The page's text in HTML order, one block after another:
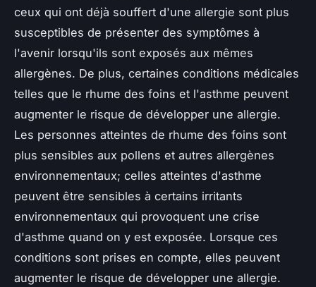
ceux qui ont déjà souffert d'une allergie sont plus
susceptibles de présenter des symptômes à
l'avenir lorsqu'ils sont exposés aux mêmes
allergènes. De plus, certaines conditions médicales
telles que le rhume des foins et l'asthme peuvent
augmenter le risque de développer une allergie.
Les personnes atteintes de rhume des foins sont
plus sensibles aux pollens et autres allergènes
environnementaux; celles atteintes d'asthme
peuvent être sensibles à certains irritants
environnementaux qui provoquent une crise
d'asthme quand on y est exposée. Lorsque ces
conditions sont prises en compte, elles peuvent
augmenter le risque de développer une allergie.